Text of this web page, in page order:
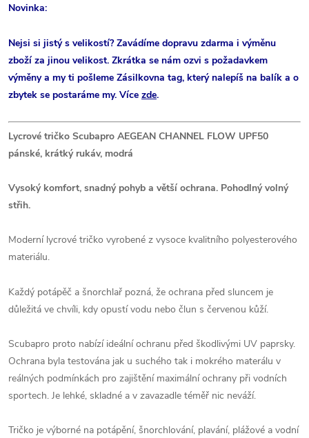
Novinka:
Nejsi si jistý s velikostí? Zavádíme dopravu zdarma i výměnu
zboží za jinou velikost. Zkrátka se nám ozvi s požadavkem
výměny a my ti pošleme Zásilkovna tag, který nalepíš na balík a o
zbytek se postaráme my. Více zde.
Lycrové tričko Scubapro AEGEAN CHANNEL FLOW UPF50
pánské, krátký rukáv, modrá
Vysoký komfort, snadný pohyb a větší ochrana. Pohodlný volný
střih.
Moderní lycrové tričko vyrobené z vysoce kvalitního polyesterového
materiálu.
Každý potápěč a šnorchlař pozná, že ochrana před sluncem je
důležitá ve chvíli, kdy opustí vodu nebo člun s červenou kůží.
Scubapro proto nabízí ideální ochranu před škodlivými UV paprsky.
Ochrana byla testována jak u suchého tak i mokrého materálu v
reálných podmínkách pro zajištění maximální ochrany při vodních
sportech. Je lehké, skladné a v zavazadle téměř nic neváží.
Tričko je výborné na potápění, šnorchlování, plavání, plážové a vodní